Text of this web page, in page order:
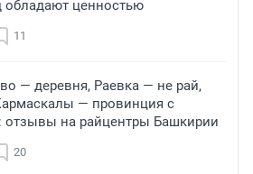
обладают ценностью
11
— деревня, Раевка — не рай,
— провинция с
отзывы на райцентры Башкирии
20